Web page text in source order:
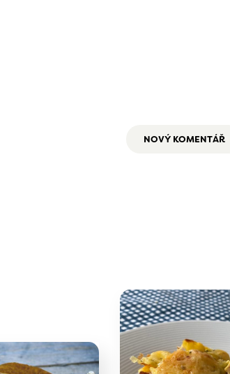
NOVÝ KOMENTÁŘ